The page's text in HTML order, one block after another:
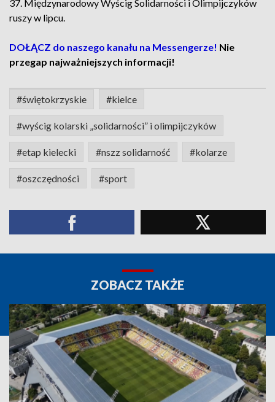
37. Międzynarodowy Wyścig Solidarności i Olimpijczyków
ruszy w lipcu.
DOŁĄCZ do naszego kanału na Messengerze! Nie
przegap najważniejszych informacji!
#świętokrzyskie #kielce
#wyścig kolarski „solidarności” i olimpijczyków
#etap kielecki #nszz solidarność #kolarze
#oszczędności #sport
ZOBACZ TAKŻE